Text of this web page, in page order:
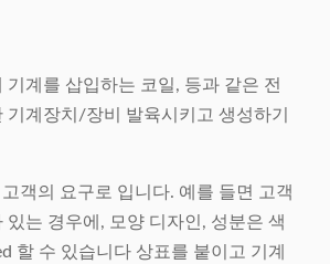
기계를 삽입하는 코일, 등과 같은 전
기계장치/장비 발육시키고 생성하기
객의 요구로 입니다. 예를 들면 고객
있는 경우에, 모양 디자인, 성분은 색
할 수 있습니다 상표를 붙이고 기계